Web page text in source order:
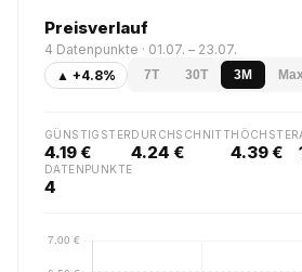
Preisverlauf
4 Datenpunkte · 01.07. – 23.07.
▲ +4.8%
7T 30T 3M
GÜNSTIGSTER
4.19 €
DURCHSCHNITT
4.24 €
HÖCHSTER
4.39 €
DATENPUNKTE
4